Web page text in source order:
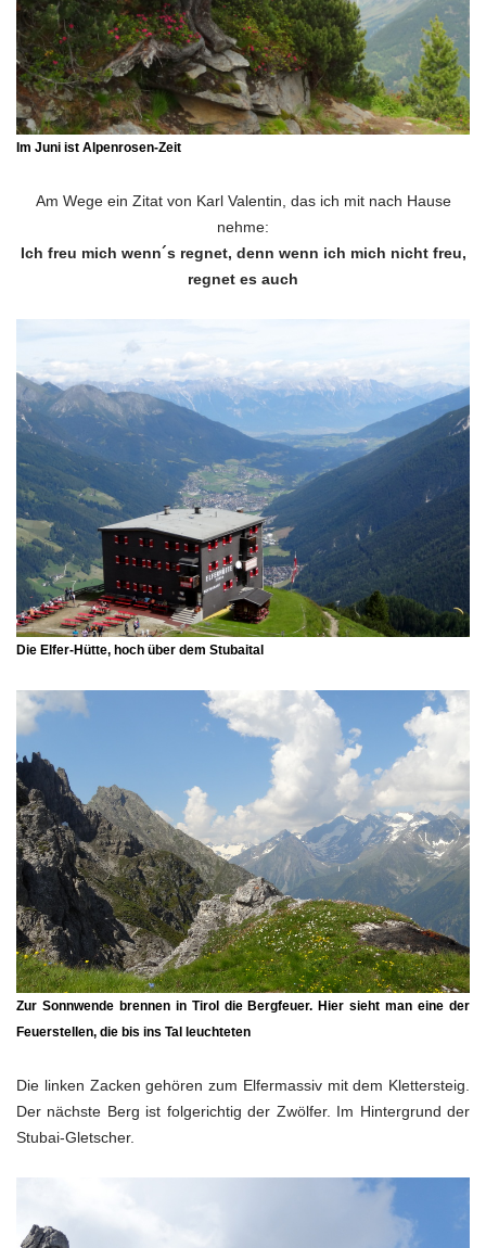
Im Juni ist Alpenrosen-Zeit
Am Wege ein Zitat von Karl Valentin, das ich mit nach Hause
nehme:
Ich freu mich wenn´s regnet, denn wenn ich mich nicht freu,
regnet es auch
Die Elfer-Hütte, hoch über dem Stubaital
Zur Sonnwende brennen in Tirol die Bergfeuer. Hier sieht man eine der
Feuerstellen, die bis ins Tal leuchteten
Die linken Zacken gehören zum Elfermassiv mit dem Klettersteig.
Der nächste Berg ist folgerichtig der Zwölfer. Im Hintergrund der
Stubai-Gletscher.